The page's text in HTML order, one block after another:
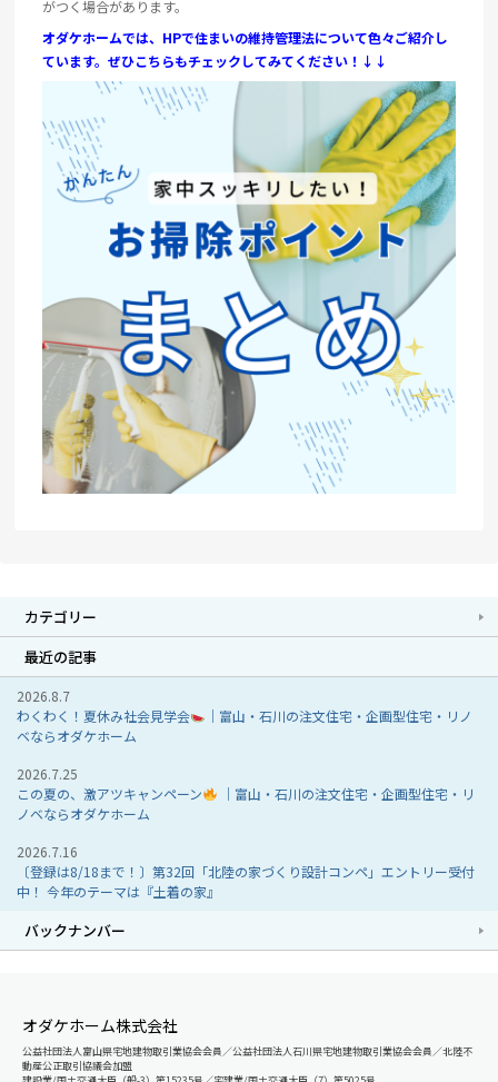
がつく場合があります。
オダケホームでは、HPで住まいの維持管理法について色々ご紹介し
ています。ぜひこちらもチェックしてみてください！↓↓
カテゴリー
最近の記事
2026.8.7
わくわく！夏休み社会見学会
｜富山・石川の注文住宅・企画型住宅・リノ
ベならオダケホーム
2026.7.25
この夏の、激アツキャンペーン
｜富山・石川の注文住宅・企画型住宅・リ
ノベならオダケホーム
2026.7.16
〔登録は8/18まで！〕第32回「北陸の家づくり設計コンペ」エントリー受付
中！ 今年のテーマは『土着の家』
バックナンバー
オダケホーム株式会社
公益社団法人富山県宅地建物取引業協会会員／公益社団法人石川県宅地建物取引業協会会員／北陸不
動産公正取引協議会加盟